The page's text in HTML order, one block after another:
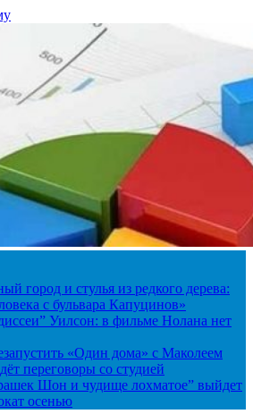
город и стулья из редкого дерева:
с бульвара Капуцинов»
Уилсон: в фильме Нолана нет
«Один дома» с Маколеем
переговоры со студией
Шон и чудище лохматое” выйдет
осенью